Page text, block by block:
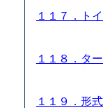
１１７．ト
１１８．タ
１１９．形